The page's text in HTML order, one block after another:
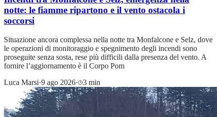
notte: le fiamme ripartono e il vento ostacola i
soccorsi
Situazione ancora complessa nella notte tra Monfalcone e Selz, dove
le operazioni di monitoraggio e spegnimento degli incendi sono
proseguite senza sosta, rese più difficili dalla presenza del vento. A
fornire l’aggiornamento è il Corpo Pom
Luca Marsi·9 ago 2026· 3 min